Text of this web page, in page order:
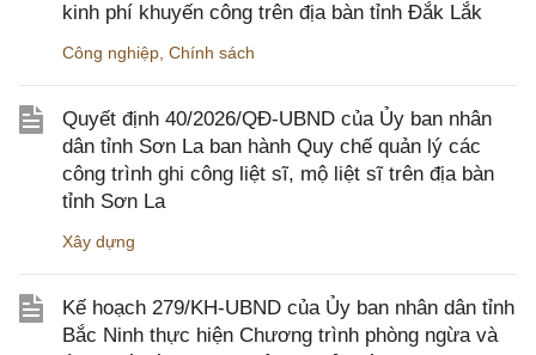
kinh phí khuyến công trên địa bàn tỉnh Đắk Lắk
Công nghiệp Chính sách
Quyết định 40/2026/QĐ-UBND của Ủy ban nhân
dân tỉnh Sơn La ban hành Quy chế quản lý các
công trình ghi công liệt sĩ, mộ liệt sĩ trên địa bàn
tỉnh Sơn La
Xây dựng
Kế hoạch 279/KH-UBND của Ủy ban nhân dân tỉnh
Bắc Ninh thực hiện Chương trình phòng ngừa và